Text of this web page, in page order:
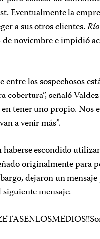
Eventualmente la
a sus otros clientes.
noviembre e impidió
entre los sospechosos
señaló
tener uno propio. Nos
a venir más”.
haberse escondido
originalmente para
dejaron un
mensaje: